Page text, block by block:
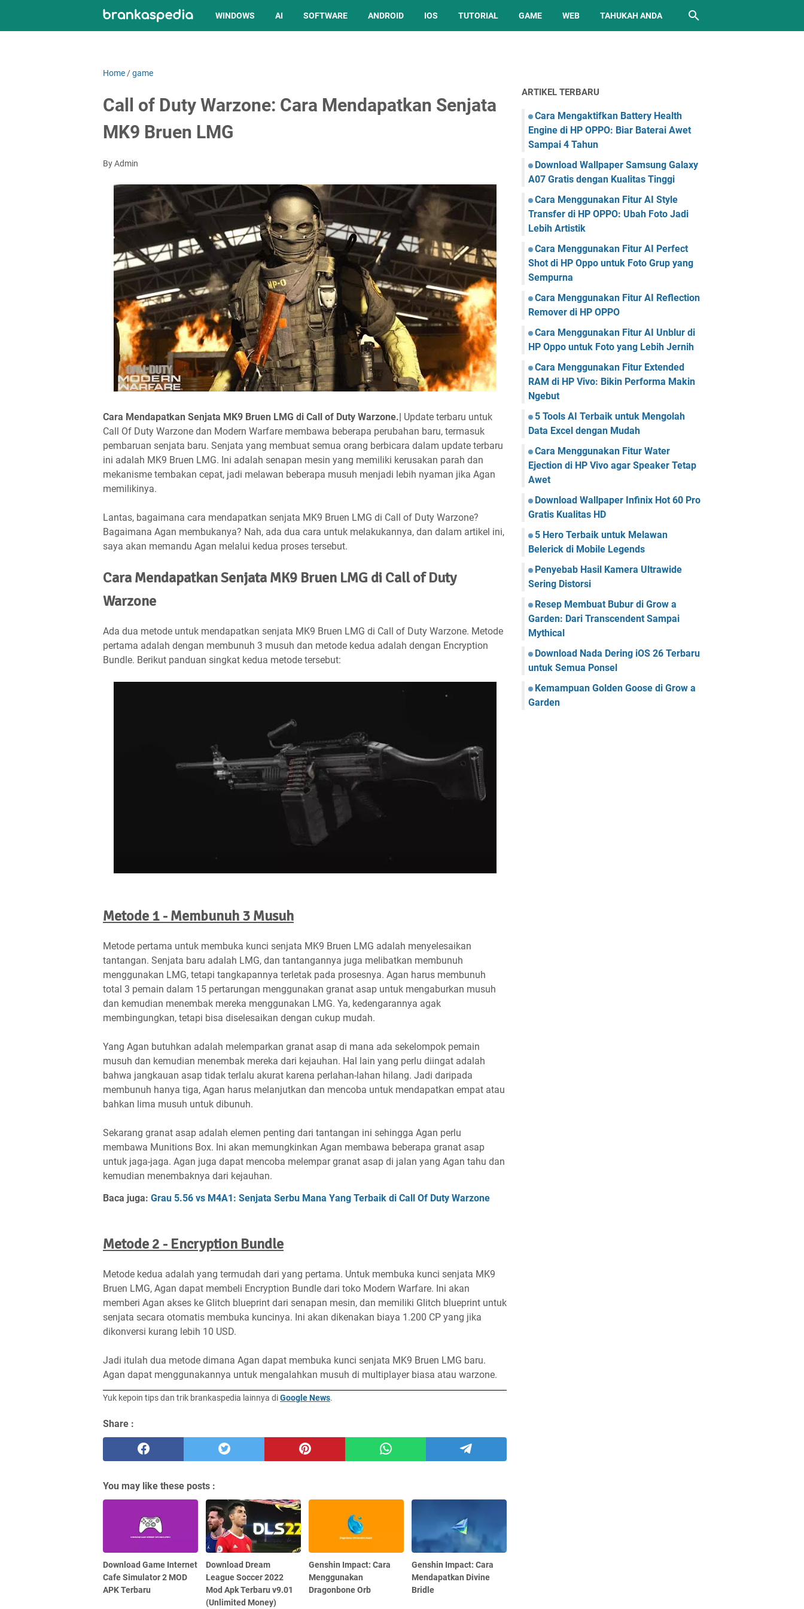
WINDOWS AI SOFTWARE ANDROID IOS TUTORIAL GAME WEB TAHUKAH ANDA
Home /game
Call of Duty Warzone: Cara Mendapatkan Senjata
MK9 Bruen LMG
By Admin
Cara Mendapatkan Senjata MK9 Bruen LMG di Call of Duty Warzone.| Update terbaru untuk
Call Of Duty Warzone dan Modern Warfare membawa beberapa perubahan baru, termasuk
pembaruan senjata baru. Senjata yang membuat semua orang berbicara dalam update terbaru
ini adalah MK9 Bruen LMG. Ini adalah senapan mesin yang memiliki kerusakan parah dan
mekanisme tembakan cepat, jadi melawan beberapa musuh menjadi lebih nyaman jika Agan
memilikinya.
Lantas, bagaimana cara mendapatkan senjata MK9 Bruen LMG di Call of Duty Warzone?
Bagaimana Agan membukanya? Nah, ada dua cara untuk melakukannya, dan dalam artikel ini,
saya akan memandu Agan melalui kedua proses tersebut.
Cara Mendapatkan Senjata MK9 Bruen LMG di Call of Duty
Warzone
Ada dua metode untuk mendapatkan senjata MK9 Bruen LMG di Call of Duty Warzone. Metode
pertama adalah dengan membunuh 3 musuh dan metode kedua adalah dengan Encryption
Bundle. Berikut panduan singkat kedua metode tersebut:
Metode 1 - Membunuh 3 Musuh
Metode pertama untuk membuka kunci senjata MK9 Bruen LMG adalah menyelesaikan
tantangan. Senjata baru adalah LMG, dan tantangannya juga melibatkan membunuh
menggunakan LMG, tetapi tangkapannya terletak pada prosesnya. Agan harus membunuh
total 3 pemain dalam 15 pertarungan menggunakan granat asap untuk mengaburkan musuh
dan kemudian menembak mereka menggunakan LMG. Ya, kedengarannya agak
membingungkan, tetapi bisa diselesaikan dengan cukup mudah.
Yang Agan butuhkan adalah melemparkan granat asap di mana ada sekelompok pemain
musuh dan kemudian menembak mereka dari kejauhan. Hal lain yang perlu diingat adalah
bahwa jangkauan asap tidak terlalu akurat karena perlahan-lahan hilang. Jadi daripada
membunuh hanya tiga, Agan harus melanjutkan dan mencoba untuk mendapatkan empat atau
bahkan lima musuh untuk dibunuh.
Sekarang granat asap adalah elemen penting dari tantangan ini sehingga Agan perlu
membawa Munitions Box. Ini akan memungkinkan Agan membawa beberapa granat asap
untuk jaga-jaga. Agan juga dapat mencoba melempar granat asap di jalan yang Agan tahu dan
kemudian menembaknya dari kejauhan.
Baca juga: Grau 5.56 vs M4A1: Senjata Serbu Mana Yang Terbaik di Call Of Duty Warzone
Metode 2 - Encryption Bundle
Metode kedua adalah yang termudah dari yang pertama. Untuk membuka kunci senjata MK9
Bruen LMG, Agan dapat membeli Encryption Bundle dari toko Modern Warfare. Ini akan
memberi Agan akses ke Glitch blueprint dari senapan mesin, dan memiliki Glitch blueprint untuk
senjata secara otomatis membuka kuncinya. Ini akan dikenakan biaya 1.200 CP yang jika
dikonversi kurang lebih 10 USD.
Jadi itulah dua metode dimana Agan dapat membuka kunci senjata MK9 Bruen LMG baru.
Agan dapat menggunakannya untuk mengalahkan musuh di multiplayer biasa atau warzone.
Yuk kepoin tips dan trik brankaspedia lainnya diGoogle News.
Share :
You may like these posts :
Download Game Internet
Cafe Simulator 2 MOD
APK Terbaru
Download Dream
League Soccer 2022
Mod Apk Terbaru v9.01
(Unlimited Money)
Genshin Impact: Cara
Menggunakan
Dragonbone Orb
Genshin Impact: Cara
Mendapatkan Divine
Bridle
ARTIKEL TERBARU
Cara Mengaktifkan Battery Health
Engine di HP OPPO: Biar Baterai Awet
Sampai 4 Tahun
Download Wallpaper Samsung Galaxy
A07 Gratis dengan Kualitas Tinggi
Cara Menggunakan Fitur AI Style
Transfer di HP OPPO: Ubah Foto Jadi
Lebih Artistik
Cara Menggunakan Fitur AI Perfect
Shot di HP Oppo untuk Foto Grup yang
Sempurna
Cara Menggunakan Fitur AI Reflection
Remover di HP OPPO
Cara Menggunakan Fitur AI Unblur di
HP Oppo untuk Foto yang Lebih Jernih
Cara Menggunakan Fitur Extended
RAM di HP Vivo: Bikin Performa Makin
Ngebut
5 Tools AI Terbaik untuk Mengolah
Data Excel dengan Mudah
Cara Menggunakan Fitur Water
Ejection di HP Vivo agar Speaker Tetap
Awet
Download Wallpaper Infinix Hot 60 Pro
Gratis Kualitas HD
5 Hero Terbaik untuk Melawan
Belerick di Mobile Legends
Penyebab Hasil Kamera Ultrawide
Sering Distorsi
Resep Membuat Bubur di Grow a
Garden: Dari Transcendent Sampai
Mythical
Download Nada Dering iOS 26 Terbaru
untuk Semua Ponsel
Kemampuan Golden Goose di Grow a
Garden